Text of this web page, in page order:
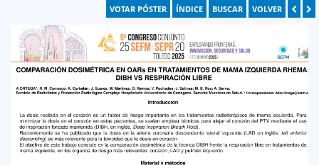
VOTAR PÓSTER ÍNDICE BUSCAR VOLVER